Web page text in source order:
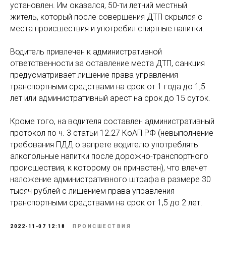
установлен. Им оказался, 50-ти летний местный
житель, который после совершения ДТП скрылся с
места происшествия и употребил спиртные напитки.
Водитель привлечен к административной
ответственности за оставление места ДТП, санкция
предусматривает лишение права управления
транспортными средствами на срок от 1 года до 1,5
лет или административный арест на срок до 15 суток.
Кроме того, на водителя составлен административный
протокол по ч. 3 статьи 12.27 КоАП РФ (невыполнение
требования ПДД о запрете водителю употреблять
алкогольные напитки после дорожно-транспортного
происшествия, к которому он причастен), что влечет
наложение административного штрафа в размере 30
тысяч рублей с лишением права управления
транспортными средствами на срок от 1,5 до 2 лет.
2022-11-07 12:18 ПРОИСШЕСТВИЯ